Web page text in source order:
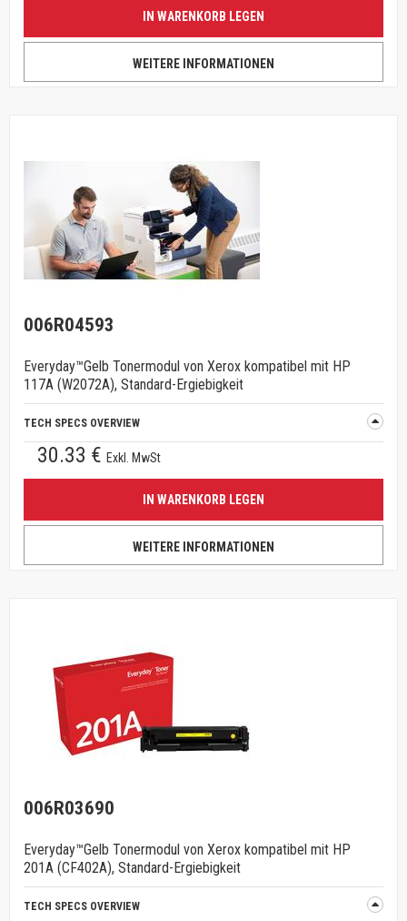
IN WARENKORB LEGEN
WEITERE INFORMATIONEN
006R04593
Everyday™Gelb Tonermodul von Xerox kompatibel mit HP
117A (W2072A), Standard-Ergiebigkeit
TECH SPECS OVERVIEW
30.33 € Exkl. MwSt
IN WARENKORB LEGEN
WEITERE INFORMATIONEN
006R03690
Everyday™Gelb Tonermodul von Xerox kompatibel mit HP
201A (CF402A), Standard-Ergiebigkeit
TECH SPECS OVERVIEW